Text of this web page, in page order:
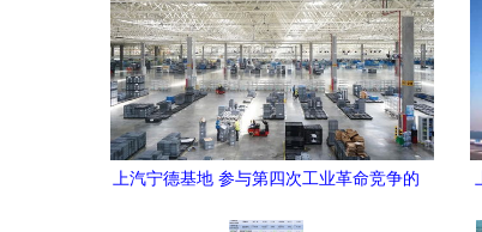
上汽宁德基地 参与第四次工业革命竞争的